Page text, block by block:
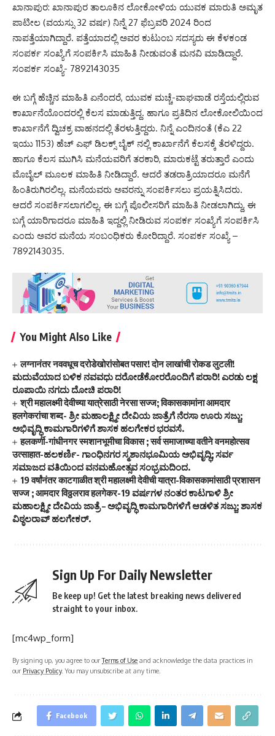
ಖಾನಾಪುರ: ಖಾನಾಪುರ ತಾಲೂಕಿನ ಲೋಕೋಳಿಯ ಯುವಕ ಮಾರುತಿ ಅಮೃತ
ಪಾಟೀಲ (ವಯಸ್ಸು 32 ವರ್ಷ) ನಿನ್ನೆ 27 ಫೆಬ್ರವರಿ 2024 ರಿಂದ
ನಾಪತ್ತೆಯಾಗಿದ್ದಾರೆ. ಪತ್ತೆಯಾದಲ್ಲಿ ಅವರ ಕುಟುಂಬ ಸದಸ್ಯರು ಈ ಕೆಳಕಂಡ
ಸಂಪರ್ಕ ಸಂಖ್ಯೆಗೆ ಸಂಪರ್ಕಿಸಿ ಮಾಹಿತಿ ನೀಡುವಂತೆ ಮನವಿ ಮಾಡಿದ್ದಾರೆ.
ಸಂಪರ್ಕ ಸಂಖ್ಯೆ- 7892143035
ಈ ಬಗ್ಗೆ ಹೆಚ್ಚಿನ ಮಾಹಿತಿ ಏನೆಂದರೆ, ಯುವಕ ಮಚ್ಚೆ-ವಾಘವಾಡೆ ರಸ್ತೆಯಲ್ಲಿರುವ
ಕಾರ್ಖಾನೆಯೊಂದರಲ್ಲಿ ಕೆಲಸ ಮಾಡುತ್ತಿದ್ದ. ಹಾಗೂ ಪ್ರತಿದಿನ ಲೋಕೋಲಿಯಿಂದ
ಕಾರ್ಖಾನೆಗೆ ದ್ವಿಚಕ್ರ ವಾಹನದಲ್ಲಿ ತೆರಳುತ್ತಿದ್ದರು. ನಿನ್ನೆ ಎಂದಿನಂತೆ (ಕೆಎ 22
ಇಯು 1153) ಹೆಚ್ ಎಫ್ ಡಿಲಕ್ಸ್ ಬೈಕ್ ನಲ್ಲಿ ಕಾರ್ಖಾನೆಗೆ ಕೆಲಸಕ್ಕೆ ತೆರಳಿದ್ದರು.
ಹಾಗೂ ಕೆಲಸ ಮುಗಿಸಿ ಮನೆಯವರಿಗೆ ತರಕಾರಿ, ಮಾರುಕಟ್ಟೆ ತರುತ್ತಾರೆ ಎಂದು
ಮೊಬೈಲ್ ಮೂಲಕ ಮಾಹಿತಿ ನೀಡಿದ್ದಾರೆ. ಆದರೆ ತಡರಾತ್ರಿಯಾದರೂ ಮನೆಗೆ
ಹಿಂತಿರುಗಿರಲಿಲ್ಲ. ಮನೆಯವರು ಅವರನ್ನು ಸಂಪರ್ಕಿಸಲು ಪ್ರಯತ್ನಿಸಿದರು.
ಆದರೆ ಸಂಪರ್ಕಿಸಲಾಗಲಿಲ್ಲ. ಈ ಬಗ್ಗೆ ಪೊಲೀಸರಿಗೆ ಮಾಹಿತಿ ನೀಡಲಾಗಿದ್ದು, ಈ
ಬಗ್ಗೆ ಯಾರಿಗಾದರೂ ಮಾಹಿತಿ ಇದ್ದಲ್ಲಿ ನೀಡಿರುವ ಸಂಪರ್ಕ ಸಂಖ್ಯೆಗೆ ಸಂಪರ್ಕಿಸಿ
ಎಂದು ಅವರ ಮನೆಯ ಸಂಬಂಧಿಕರು ಕೋರಿದ್ದಾರೆ. ಸಂಪರ್ಕ ಸಂಖ್ಯೆ –
7892143035.
You Might Also Like
लग्नानंतर नववधूच दरोडेखोरांसोबत पसार! दोन लाखांची रोकड लुटली!
ಮದುವೆಯಾದ ಬಳಿಕ ನವವಧು ದರೋಡೆಕೋರರೊಂದಿಗೆ ಪರಾರಿ! ಎರಡು ಲಕ್ಷ
ರೂಪಾಯಿ ನಗದು ದೋಚಿ ಪರಾರಿ!
श्री महालक्ष्मी देवीच्या यात्रेसाठी नेरसा सज्ज; विकासकामांना आमदार
हलगेकरांचा शब्द- ಶ್ರೀ ಮಹಾಲಕ್ಷ್ಮೀ ದೇವಿಯ ಜಾತ್ರೆಗೆ ನೆರಸಾ ಊರು ಸಜ್ಜು;
ಅಭಿವೃದ್ಧಿ ಕಾಮಗಾರಿಗಳಿಗೆ ಶಾಸಕ ಹಲಗೇಕರ ಭರವಸೆ.
हलकर्णी-गांधीनगर स्मशानभूमीचा विकास ; सर्व समाजाच्या वतीने वनमहोत्सव
उत्साहात-ಹಲಕರ್ಣಿ- ಗಾಂಧಿನಗರ ಸ್ಮಶಾನಭೂಮಿಯ ಅಭಿವೃದ್ಧಿ; ಸರ್ವ
ಸಮಾಜದ ವತಿಯಿಂದ ವನಮಹೋತ್ಸವ ಸಂಭ್ರಮದಿಂದ.
19 वर्षांनंतर काटगाळीत श्री महालक्ष्मी देवीची यात्रा-विकासकामांसाठी प्रशासन
सज्ज ; आमदार विठ्ठलराव हलगेकर-19 ವರ್ಷಗಳ ನಂತರ ಕಾಟಗಾಳಿ ಶ್ರೀ
ಮಹಾಲಕ್ಷ್ಮೀ ದೇವಿಯ ಜಾತ್ರೆ – ಅಭಿವೃದ್ಧಿ ಕಾಮಗಾರಿಗಳಿಗೆ ಆಡಳಿತ ಸಜ್ಜು; ಶಾಸಕ
ವಿಠ್ಠಲರಾವ್ ಹಲಗೇಕರ್.
Sign Up For Daily Newsletter
Be keep up! Get the latest breaking news delivered
straight to your inbox.
[mc4wp_form]
By signing up, you agree to ourTerms of Use and acknowledge the data practices in
our Privacy Policy. You may unsubscribe at any time.
Facebook